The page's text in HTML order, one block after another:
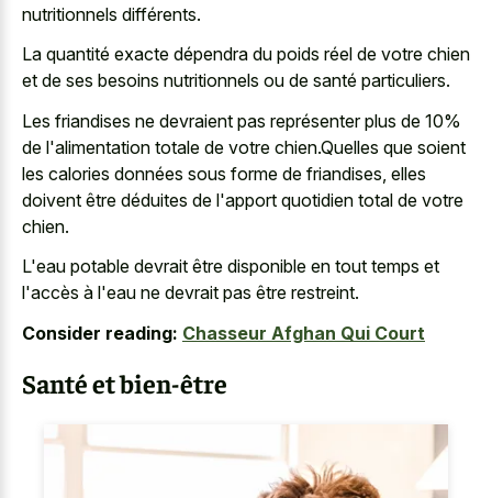
nutritionnels différents.
La quantité exacte dépendra du poids réel de votre chien
et de ses besoins nutritionnels ou de santé particuliers.
Les friandises ne devraient pas représenter plus de 10%
de l'alimentation totale de votre chien.Quelles que soient
les calories données sous forme de friandises, elles
doivent être déduites de l'apport quotidien total de votre
chien.
L'eau potable devrait être disponible en tout temps et
l'accès à l'eau ne devrait pas être restreint.
Consider reading: Chasseur Afghan Qui Court
Santé et bien-être